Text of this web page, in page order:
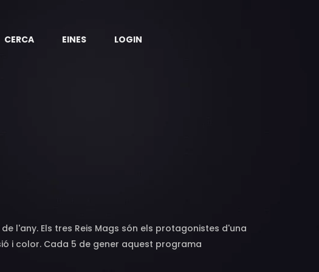
CERCA EINES LOGIN
l'any. Els tres Reis Mags són els protagonistes d'una
i color. Cada 5 de gener aquest programa
amb entusiasme l'arribada de Melcior, Gaspar i